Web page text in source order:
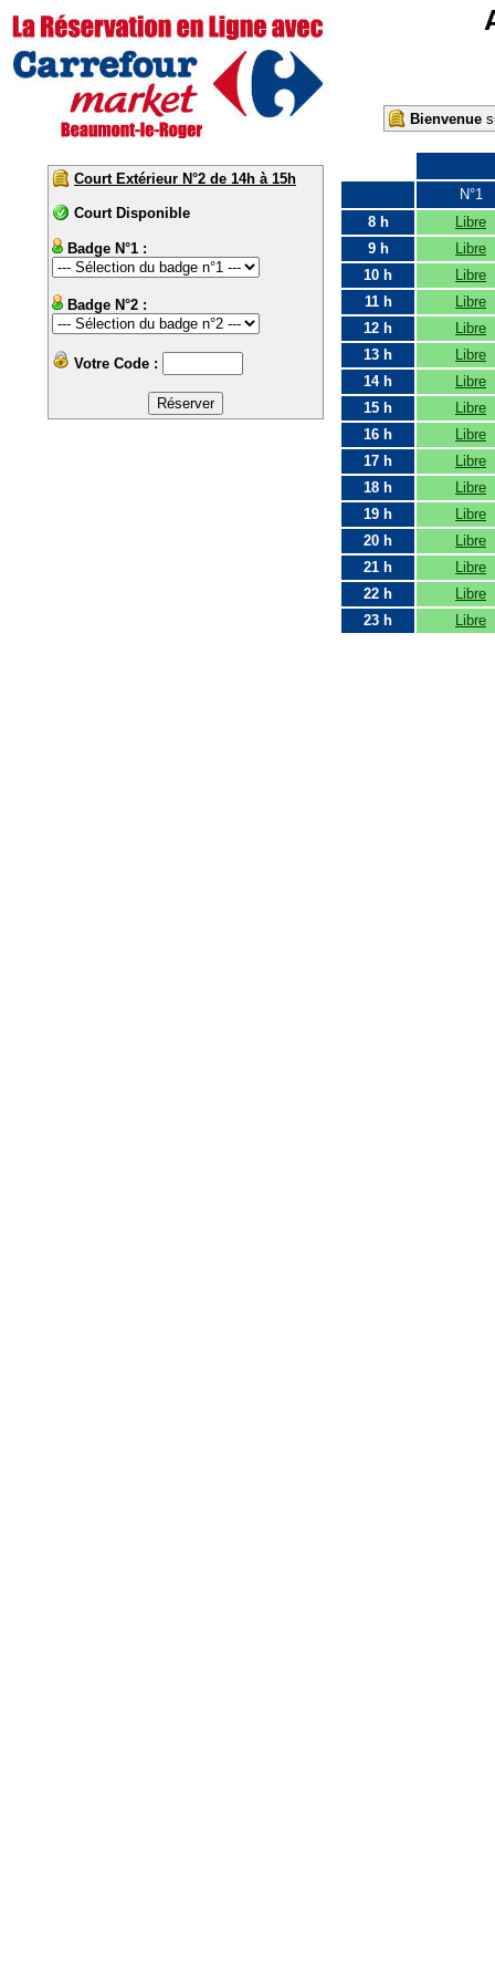
Bienvenue
Court Extérieur N°2 de 14h à 15h
Court Disponible
Badge N°1 :
Badge N°2 :
Votre Code :
N°1
8 h
Libre
9 h
Libre
10 h
Libre
11 h
Libre
12 h
Libre
13 h
Libre
14 h
Libre
15 h
Libre
16 h
Libre
17 h
Libre
18 h
Libre
19 h
Libre
20 h
Libre
21 h
Libre
22 h
Libre
23 h
Libre